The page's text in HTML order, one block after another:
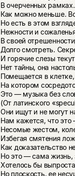
В очерченных
Как можно меньше.
Но есть в этом
Нежности и
В своей
Долго смотреть.
И горячие слезы
Нет тайны, она
Помещается в
На котором
Это — музыка без
(От латинского
Они ищут и не могут
Нам кажется, что
Несомые жестом,
Избегая смятения
Как доказательство
Но это — сама жизнь,
Хотелось бы
Но плоскость, ее